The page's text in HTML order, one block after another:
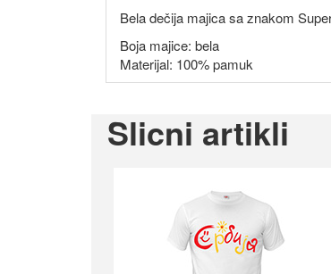
Bela dečija majica sa znakom
Boja majice: bela
Materijal: 100% pamuk
Slicni artikli